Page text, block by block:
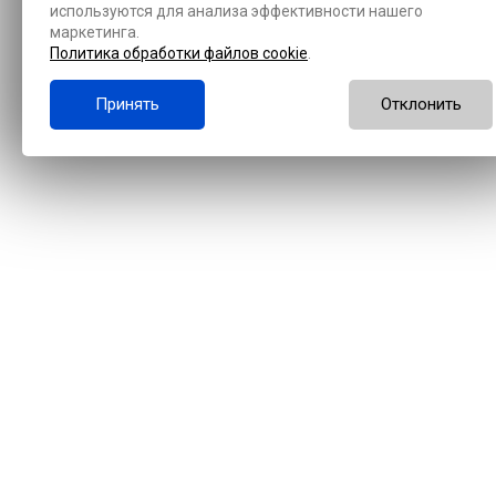
используются для анализа эффективности нашего
маркетинга.
Политика обработки файлов cookie
Принять Отклонить